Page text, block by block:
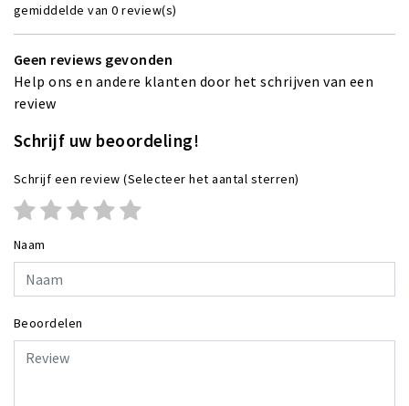
gemiddelde van 0 review(s)
Geen reviews gevonden
Help ons en andere klanten door het schrijven van een
review
Schrijf uw beoordeling!
Schrijf een review (Selecteer het aantal sterren)
Naam
Beoordelen